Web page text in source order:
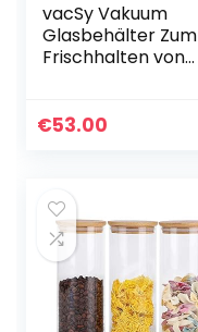
vacSy Vakuum
Glasbehälter Zum
Frischhalten von
mit 3,3 Liter
€53.00